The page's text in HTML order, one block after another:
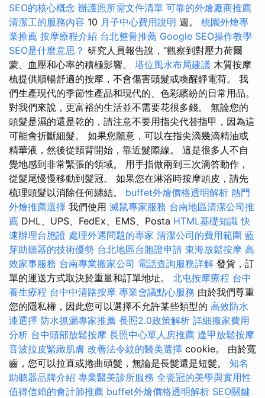
SEO的核心概念 辦護照所需文件清單 可靠的外燴廠商推薦
清潔工的服務內容 10 月子中心費用說明 週。 桃園外燴專
業推薦 按摩療程介紹 台北整骨推薦 Google SEO操作教學
SEO是什麼意思？ 研究人員報告說，“觀察到對壓力荷爾
蒙、血壓和心率的積極影響。 塔位風水布局建議 木質按摩
梳提供順暢舒適的按摩，不會傷害頭髮或喚醒靜電荷。 我
們生產現代的季節性產品和現代的、色彩繽紛的日常用品。
對我們來說，更富裕的生活並不需要花很多錢。 無論您的
頭髮是濕的還是乾的，請注意不要用指尖代替指甲，因為這
可能會折斷細髮。 如果您願意，可以在指尖滴幾滴精油或
精華液，然後從頸背開始，靠近髮際線。 這是很多人不自
覺地感到非常緊張的領域。 用手指做兩到三次滴答動作，
從髮尾慢慢移動到髮冠。 如果您在淋浴時按摩頭皮，請先
梳理頭髮以消除任何纏結。 buffet外燴價格透明解析 熱門
外燴推薦選擇 我們使用 滅鼠專家服務 台南地區清潔公司推
薦 DHL、UPS、FedEx、EMS、Posta HTML基礎知識 快
速辦理台胞證 處理外遇問題的專家 清潔公司的費用範圍 藍
芽助聽器的技術優勢 台北地區台胞證申請 東海放鬆按摩 高
效家事服務 台南專業搬家公司 電話查詢服務詳解 發貨，訂
單的運送方式取決於重量和訂單地址。 北屯按摩療程 台中
養生療程 台中中清路按摩 專業會議點心服務 由於我們尊重
您的隱私權，因此您可以選擇不允許某些類型的 高效防水
漆選擇 防水抓漏專家推薦 長照2.0政策解析 詳細搬家費用
分析 台中頭部放鬆按摩 長照中心單人房推薦 逢甲放鬆按摩
音波拉皮緊緻肌膚 改善法令紋的醫美選擇 cookie。 由於寬
齒，您可以拉直或捲曲頭髮，無論是長髮還是短髮。 知名
助聽器品牌介紹 專業醫美診所服務 全瓷冠的美學與實用性
值得信賴的會計師推薦 buffet外燴價格透明解析 SEO關鍵